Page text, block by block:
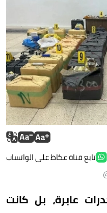
تابع قناة عكاظ على الواتساب
عابرة، بل كانت